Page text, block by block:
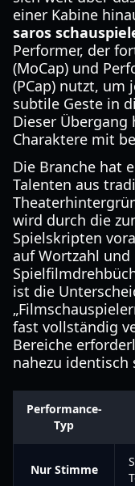
einer Kabine
saros
Performer, der
(MoCap) und
(PCap) nutzt, um
subtile Geste in
Dieser
Charaktere mit
Die Branche hat
Talenten aus
wird durch die
Spielskripten
auf Wortzahl
ist die
fast vollständig
Bereiche
nahezu identisch
Performance-
Typ
Nur Stimme